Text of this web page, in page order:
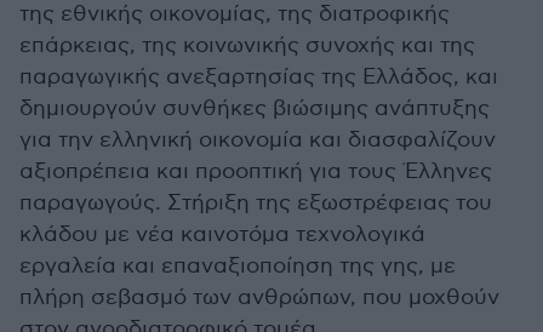
της εθνικής οικονομίας, της διατροφικής
επάρκειας, της κοινωνικής συνοχής και της
παραγωγικής ανεξαρτησίας της Ελλάδος, και
δημιουργούν συνθήκες βιώσιμης ανάπτυξης
για την ελληνική οικονομία και διασφαλίζουν
αξιοπρέπεια και προοπτική για τους Έλληνες
παραγωγούς. Στήριξη της εξωστρέφειας του
κλάδου με νέα καινοτόμα τεχνολογικά
εργαλεία και επαναξιοποίηση της γης, με
πλήρη σεβασμό των ανθρώπων, που μοχθούν